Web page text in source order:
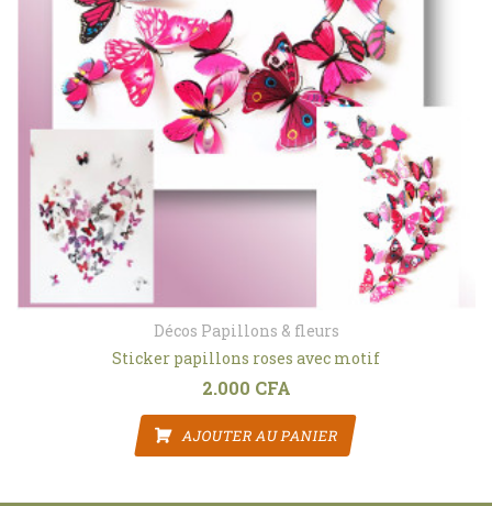
Décos Papillons & fleurs
Sticker papillons roses avec motif
2.000 CFA
AJOUTER AU PANIER